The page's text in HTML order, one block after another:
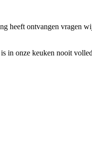
heeft ontvangen vragen
in onze keuken nooit